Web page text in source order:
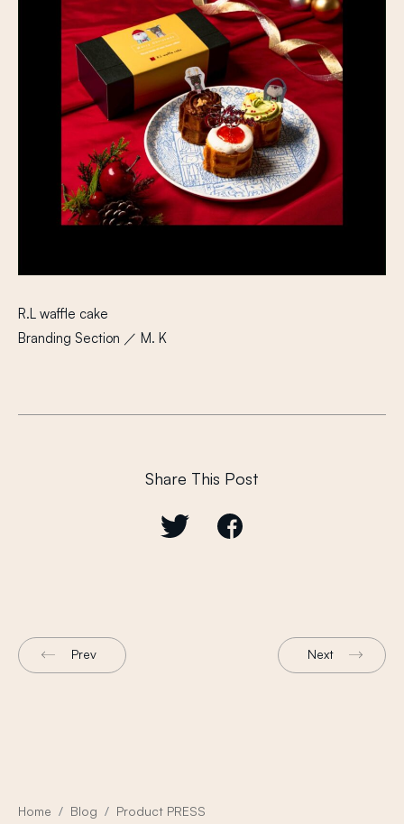
R.L waffle cake
Branding Section ／ M. K
Share This Post
Prev Next
Home Blog
Product PRESS